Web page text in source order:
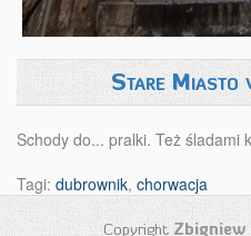
Stare Miasto
Schody do... pralki. Też śladami
Tagi: dubrownik, chorwacja
Copyright Zbigniew